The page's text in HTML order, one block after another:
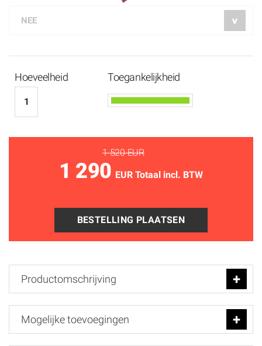
Hoeveelheid Toegankelijkheid
1 520 EUR
1 290 EUR Totaal incl. BTW
Productomschrijving
Mogelijke toevoegingen